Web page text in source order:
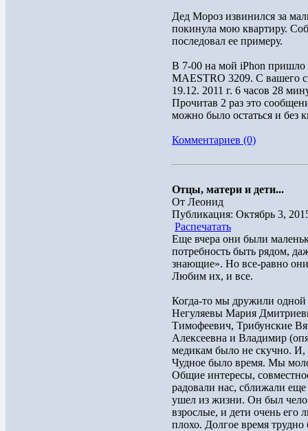
Дед Мороз извинился за
покинула мою квартиру.
последовал ее примеру.
В 7-00 на мой iPhon пришло
MAESTRO 3209. С вашего
19.12. 2011 г. 6 часов 28
Прочитав 2 раз это
можно было остаться и без
Комментариев (0)
Отцы, матери и дети...
От Леонид
Публикация: Октябрь 3,
Распечатать
Еще вчера они были
потребность быть рядом,
знающие». Но все-равно
Любим их, и все.
Когда-то мы дружили
Негуляевы Мария
Тимофеевич, Трибунские
Алексеевна и Владимир
медикам было не скучно.
Чудное было время. Мы
Общие интересы,
радовали нас, сближали
ушел из жизни. Он был
взрослые, и дети очень его
плохо. Долгое время